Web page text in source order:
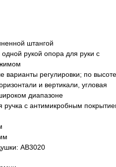
штангой
рукой опора для руки с
варианты регулировки; по
и вертикали, угловая
диапазоне
ручка с антимикробным
AB3020